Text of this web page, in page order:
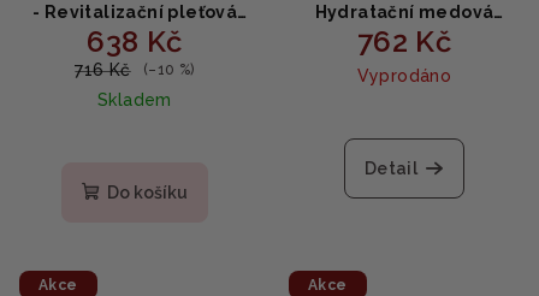
- Revitalizační pleťová
maska s ženšenem
120ml
638 Kč
716 Kč (–10 %)
Skladem
Do košíku
Hydratační medová
maska 120g
762 Kč
Vyprodáno
Detail
Akce
Akce